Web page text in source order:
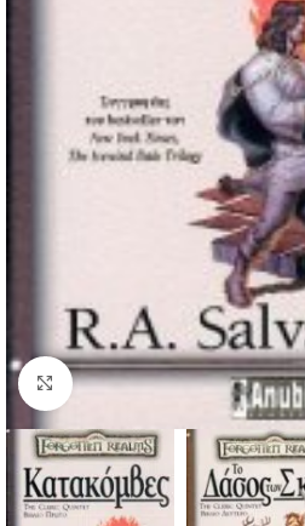
Κλικ για μεγέθυνση